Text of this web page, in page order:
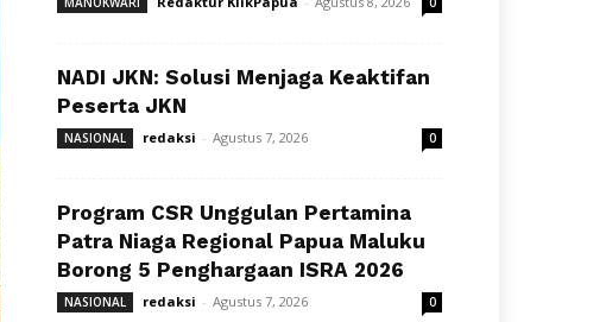
NADI JKN: Solusi Menjaga Keaktifan
Peserta JKN
NASIONAL redaksi - Agustus 7, 2026 0
Program CSR Unggulan Pertamina
Patra Niaga Regional Papua Maluku
Borong 5 Penghargaan ISRA 2026
NASIONAL redaksi - Agustus 7, 2026 0